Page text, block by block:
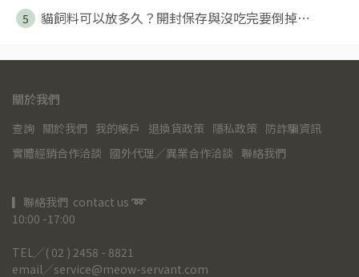
5 貓飼料可以放多久？開封保存與沒吃完要倒掉⋯
關於我們
查詢 關於我們 我的帳戶 退換貨政策 隱私政策 防詐騙資訊
實體經銷合作洽談 國外代理／異業合作洽談 聯絡我們
▎聯絡我們  contact us ➿
10:00 -17:00
TEL╱( 02 ) 2458 - 8821
email╱service@meow-servant.com